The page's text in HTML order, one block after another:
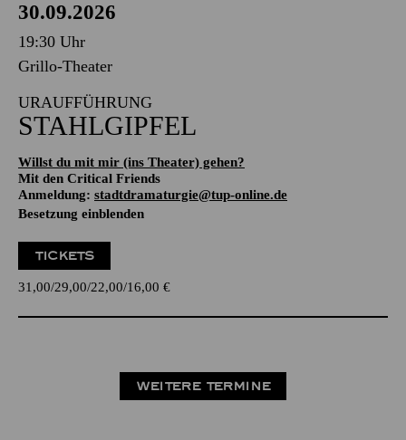
30.09.2026
19:30 Uhr
Grillo-Theater
URAUFFÜHRUNG
STAHLGIPFEL
Willst du mit mir (ins Theater) gehen?
Mit den Critical Friends
Anmeldung: stadtdramaturgie@tup-online.de
Besetzung einblenden
TICKETS
31,00 29,00 22,00 16,00 €
WEITERE TERMINE